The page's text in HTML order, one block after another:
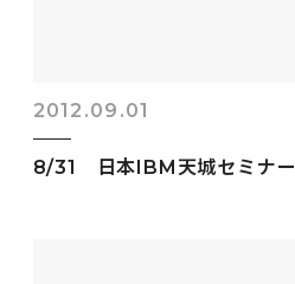
2012.09.01
8/31 日本IBM天城セミナー